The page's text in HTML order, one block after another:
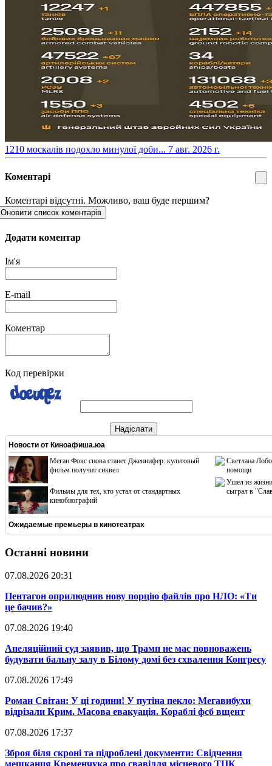
​1210 москалів подохло минулої доби... 7 авг. 2026 г.
Коментарі
Коментарі відсутні. Можливо, ваш буде першим?
Оновити список коментарів
Додати коментар
Ім'я
E-mail
Коментар
Код перевірки
Надіслати
Новости от Киноафиша.юа
Меган Фокс снова станет Дженнифер: культовый
фильм получит сиквел
Фильмы для тех, кто устал от стандартных
кинобиографий
Светлана
помощи
Ушел из жизни
сыграл в
Ожидаемые премьеры в кинотеатрах
Останні новини
07.08.2026 20:31
​Пентагон оприлюднив нову порцію файлів про НЛО: «Ти
це бачив?»
07.08.2026 19:40
​Апеляційний суд заявив, що Трамп не має повноважень
будувати бальну залу в Білому домі без схвалення Конгресу
07.08.2026 17:49
​Роман Світан: У ці години! У путіна пекло: Мегавибухи
відрізали Крим. Масова евакуація. Кораблі фсб вщент
07.08.2026 17:37
​Зброя біля скроні та підроблені документи: Свідчення